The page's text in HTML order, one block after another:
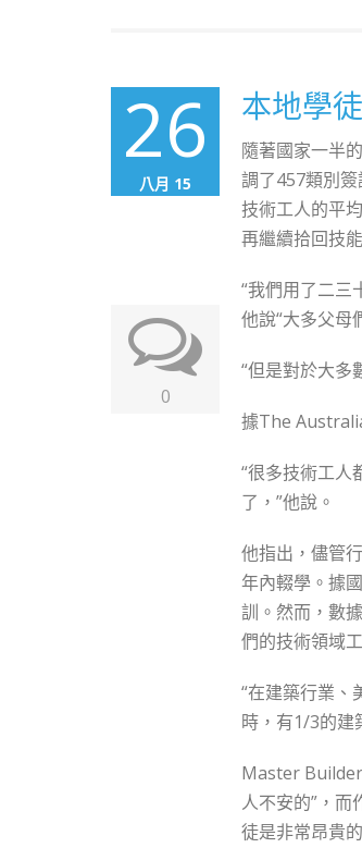
26
八月 15
0
本地學
隨著國家一半
調了457類別
技術工人的平
再繼續拾回技
“我們用了二三
他說“大多父母
“但是對於大多
據The
“很多技術工人
了，”他說。
他指出，儘管
年內輟學。據
訓。然而，數
們的技術領域
“在建築行業、
時，有1/3的建
Master
人不安的”，而
徒是非常昂貴